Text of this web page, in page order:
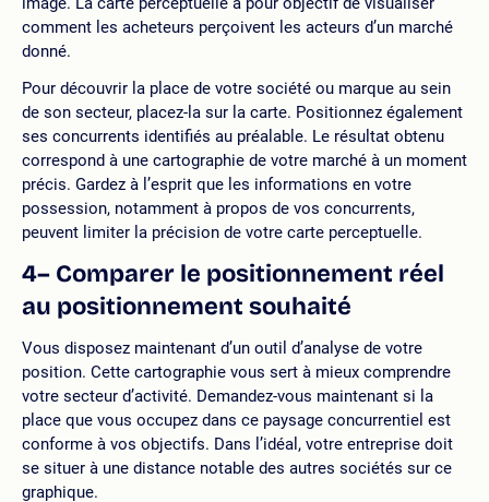
comment les acheteurs perçoivent les acteurs d’un marché
donné.
Pour découvrir la place de votre société ou marque au sein
de son secteur, placez-la sur la carte. Positionnez également
ses concurrents identifiés au préalable. Le résultat obtenu
correspond à une cartographie de votre marché à un moment
précis. Gardez à l’esprit que les informations en votre
possession, notamment à propos de vos concurrents,
peuvent limiter la précision de votre carte perceptuelle.
4– Comparer le positionnement réel
au positionnement souhaité
Vous disposez maintenant d’un outil d’analyse de votre
position. Cette cartographie vous sert à mieux comprendre
votre secteur d’activité. Demandez-vous maintenant si la
place que vous occupez dans ce paysage concurrentiel est
conforme à vos objectifs. Dans l’idéal, votre entreprise doit
se situer à une distance notable des autres sociétés sur ce
graphique.